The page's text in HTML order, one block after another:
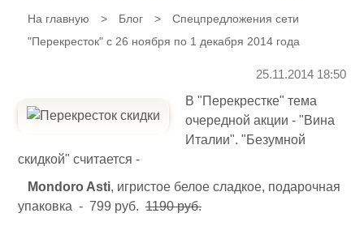
На главную > Блог >
Спецпредложения сети
"Перекресток" с 26 ноября по 1 декабря 2014 года
25.11.2014 18:50
В "Перекрестке" тема
очередной акции - "Вина
Италии". "Безумной
скидкой" считается -
Mondoro Asti, игристое белое сладкое, подарочная
упаковка - 799 руб. 1190 руб.